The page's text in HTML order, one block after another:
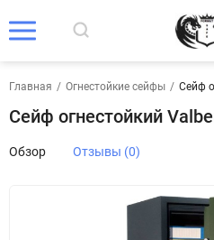
Главная / Огнестойкие сейфы / Сейф
Сейф огнестойкий
Обзор Отзывы (0)